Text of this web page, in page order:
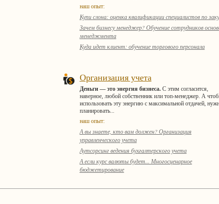
наш опыт:
Купи слона: оценка квалификации специалистов по
Зачем бизнесу менеджер? Обучение сотрудников
менеджмента
Куда идет клиент: обучение торгового персонала
Организация учета
Деньги — это энергия бизнеса.С этим согласится,
наверное, любой собственник или топ-менеджер. А
использовать эту энергию с максимальной отдачей,
планировать...
наш опыт:
А вы знаете, кто вам должен? Организация
управленческого учета
Аутсорсинг ведения бухгалтерского учета
А если курс валюты будет... Многосценарное
бюджетирование